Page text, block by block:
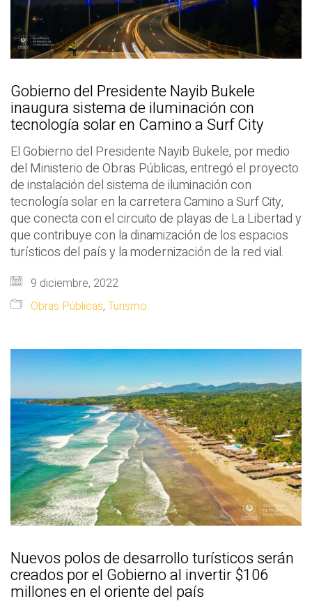
Gobierno del Presidente Nayib Bukele
inaugura sistema de iluminación con
tecnología solar en Camino a Surf City
El Gobierno del Presidente Nayib Bukele, por medio
del Ministerio de Obras Públicas, entregó el proyecto
de instalación del sistema de iluminación con
tecnología solar en la carretera Camino a Surf City,
que conecta con el circuito de playas de La Libertad y
que contribuye con la dinamización de los espacios
turísticos del país y la modernización de la red vial.
9 diciembre, 2022
Obras Públicas, Turismo
Nuevos polos de desarrollo turísticos serán
creados por el Gobierno al invertir $106
millones en el oriente del país